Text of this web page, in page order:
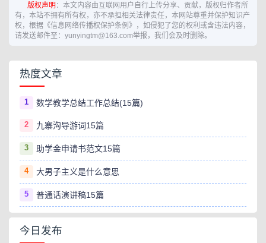
版权声明 ：本文内容由互联网用户自行上传分享、贡献，版权归作者所
有，本站不拥有所有权，亦不承担相关法律责任，本网站尊重并保护知识产
权，根据《信息网络传播权保护条例》，如侵犯了您的权利或含违法内容，
请发送邮件至：yunyingtm@163.com举报，我们会及时删除。
热度文章
1 数学教学总结工作总结(15篇)
2 九寨沟导游词15篇
3 助学金申请书范文15篇
4 大男子主义是什么意思
5 普通话演讲稿15篇
今日发布